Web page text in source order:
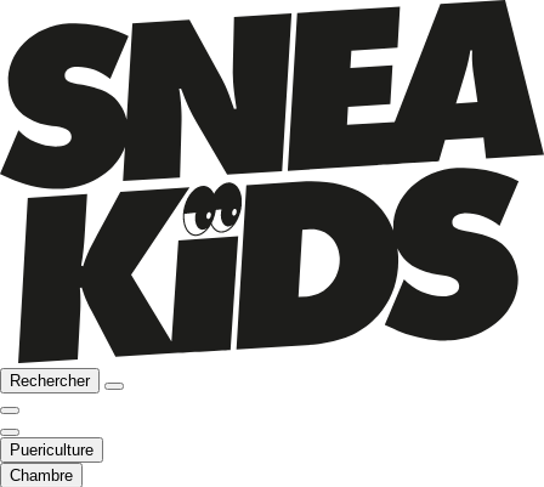
Rechercher
Puericulture
Chambre